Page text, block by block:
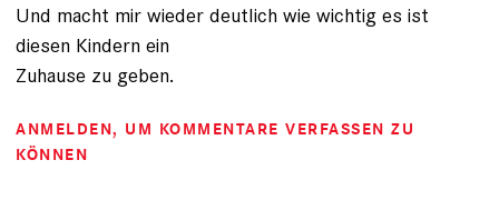
Und macht mir wieder deutlich wie wichtig es ist
diesen Kindern ein
Zuhause zu geben.
ANMELDEN, UM KOMMENTARE VERFASSEN ZU
KÖNNEN